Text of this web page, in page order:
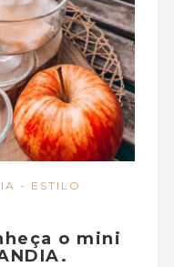
- ESTILO
o mini